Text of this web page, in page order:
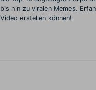
bis hin zu viralen Memes.
Video erstellen können!